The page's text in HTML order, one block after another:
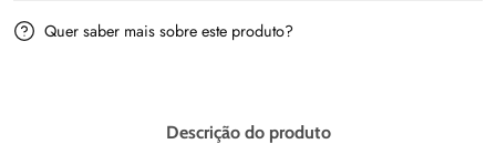
Quer saber mais sobre este produto?
Descrição do produto